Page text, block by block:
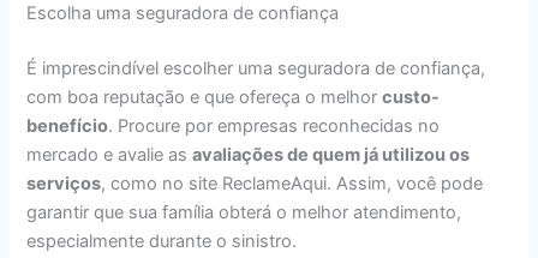
Escolha uma seguradora de confiança
É imprescindível escolher uma seguradora de confiança,
com boa reputação e que ofereça o melhorcusto-
benefício. Procure por empresas reconhecidas no
mercado e avalie asavaliações de quem já utilizou os
serviços, como no site ReclameAqui. Assim, você pode
garantir que sua família obterá o melhor atendimento,
especialmente durante o sinistro.